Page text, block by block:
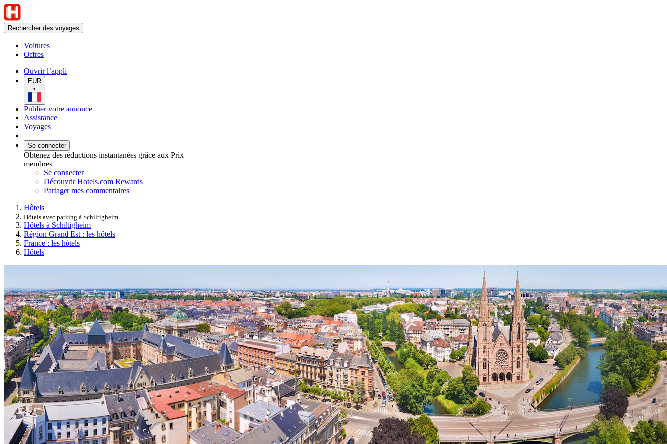
Rechercher des voyages
Voitures
Offres
Ouvrir l’appli
EUR
•
Publier votre annonce
Assistance
Voyages
Se connecter
Obtenez des réductions instantanées grâce aux Prix
membres
Se connecter
Découvrir Hotels.com Rewards
Partager mes commentaires
Hôtels
Hôtels avec parking à Schiltigheim
Hôtels à Schiltigheim
Région Grand Est : les hôtels
France : les hôtels
Hôtels